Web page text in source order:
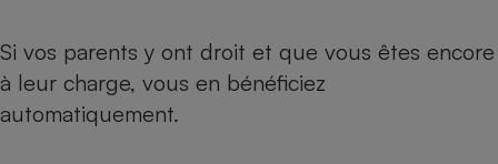
Si vos parents y ont droit et que vous êtes encore
à leur charge, vous en bénéficiez
automatiquement.